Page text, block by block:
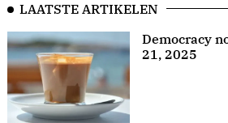
LAATSTE ARTIKELEN
Democracy
21, 2025